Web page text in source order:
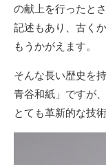
の献上を行ったと
記述もあり、古く
もうかがえます。
そんな長い歴史を
青谷和紙」ですが、
とても革新的な技